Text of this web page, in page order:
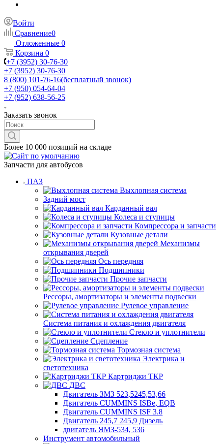
Войти
Сравнение0
Отложенные 0
Корзина 0
+7 (3952) 30-76-30
+7 (3952) 30-76-30
8 (800) 101-76-16(бесплатный звонок)
+7 (950) 054-64-04
+7 (952) 638-56-25
Заказать звонок
Более 10 000 позиций на складе
Запчасти для автобусов
ПАЗ
Выхлопная система
Задний мост
Карданный вал
Колеса и ступицы
Компрессора и запчасти
Кузовные детали
Механизмы
открывания дверей
Ось передняя
Подшипники
Прочие запчасти
Рессоры, амортизаторы и элементы подвески
Рулевое управление
Система питания и охлаждения двигателя
Стекло и уплотнители
Сцепление
Тормозная система
Электрика и
светотехника
Картриджи ТКР
ДВС
Двигатель ЗМЗ 523,5245,53,66
Двигатель CUMMINS ISBe, EQB
Двигатель CUMMINS ISF 3.8
Двигатель 245,7 245,9 Дизель
двигатель ЯМЗ-534, 536
Инструмент автомобильный